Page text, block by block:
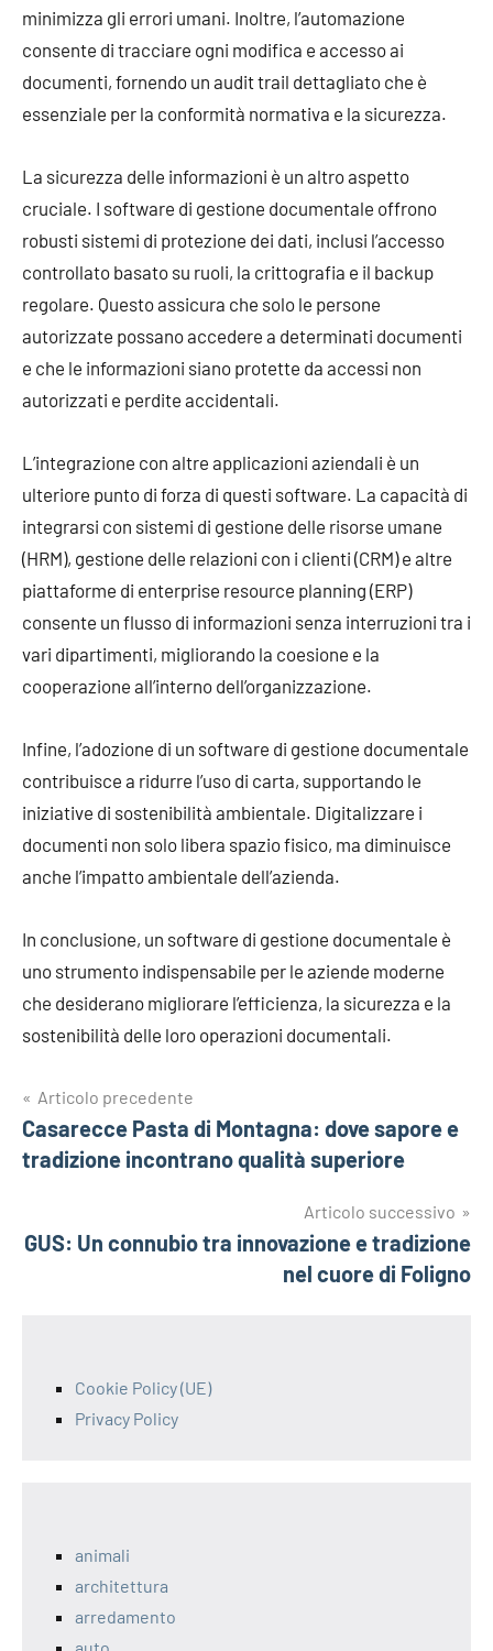
minimizza gli errori umani. Inoltre, l’automazione
consente di tracciare ogni modifica e accesso ai
documenti, fornendo un audit trail dettagliato che è
essenziale per la conformità normativa e la sicurezza.
La sicurezza delle informazioni è un altro aspetto
cruciale. I software di gestione documentale offrono
robusti sistemi di protezione dei dati, inclusi l’accesso
controllato basato su ruoli, la crittografia e il backup
regolare. Questo assicura che solo le persone
autorizzate possano accedere a determinati documenti
e che le informazioni siano protette da accessi non
autorizzati e perdite accidentali.
L’integrazione con altre applicazioni aziendali è un
ulteriore punto di forza di questi software. La capacità di
integrarsi con sistemi di gestione delle risorse umane
(HRM), gestione delle relazioni con i clienti (CRM) e altre
piattaforme di enterprise resource planning (ERP)
consente un flusso di informazioni senza interruzioni tra i
vari dipartimenti, migliorando la coesione e la
cooperazione all’interno dell’organizzazione.
Infine, l’adozione di un software di gestione documentale
contribuisce a ridurre l’uso di carta, supportando le
iniziative di sostenibilità ambientale. Digitalizzare i
documenti non solo libera spazio fisico, ma diminuisce
anche l’impatto ambientale dell’azienda.
In conclusione, un software di gestione documentale è
uno strumento indispensabile per le aziende moderne
che desiderano migliorare l’efficienza, la sicurezza e la
sostenibilità delle loro operazioni documentali.
Navigazione
articoli
Articolo precedente
Casarecce Pasta di Montagna: dove sapore e
tradizione incontrano qualità superiore
Articolo successivo
GUS: Un connubio tra innovazione e tradizione
nel cuore di Foligno
Cookie Policy (UE)
Privacy Policy
animali
architettura
arredamento